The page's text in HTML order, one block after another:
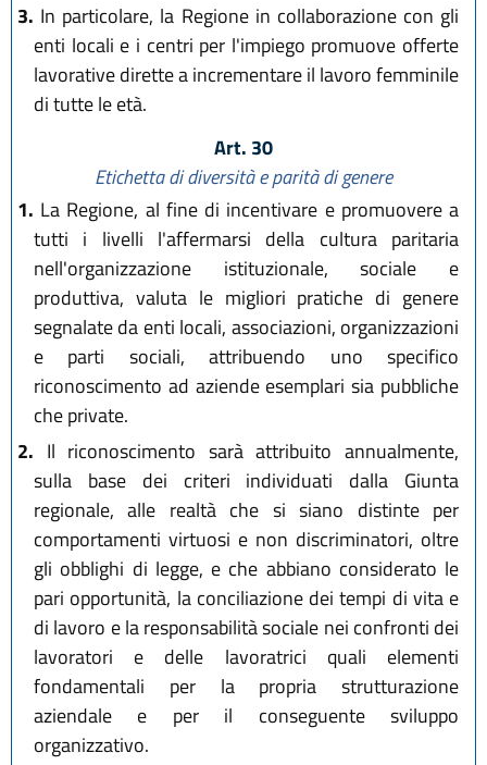
3. In particolare, la Regione in collaborazione con gli
enti locali e i centri per l'impiego promuove offerte
lavorative dirette a incrementare il lavoro femminile
di tutte le età.
Art. 30
Etichetta di diversità e parità di genere
1. La Regione, al fine di incentivare e promuovere a
tutti i livelli l'affermarsi della cultura paritaria
nell'organizzazione istituzionale, sociale e
produttiva, valuta le migliori pratiche di genere
segnalate da enti locali, associazioni, organizzazioni
e parti sociali, attribuendo uno specifico
riconoscimento ad aziende esemplari sia pubbliche
che private.
2. Il riconoscimento sarà attribuito annualmente,
sulla base dei criteri individuati dalla Giunta
regionale, alle realtà che si siano distinte per
comportamenti virtuosi e non discriminatori, oltre
gli obblighi di legge, e che abbiano considerato le
pari opportunità, la conciliazione dei tempi di vita e
di lavoro e la responsabilità sociale nei confronti dei
lavoratori e delle lavoratrici quali elementi
fondamentali per la propria strutturazione
aziendale e per il conseguente sviluppo
organizzativo.